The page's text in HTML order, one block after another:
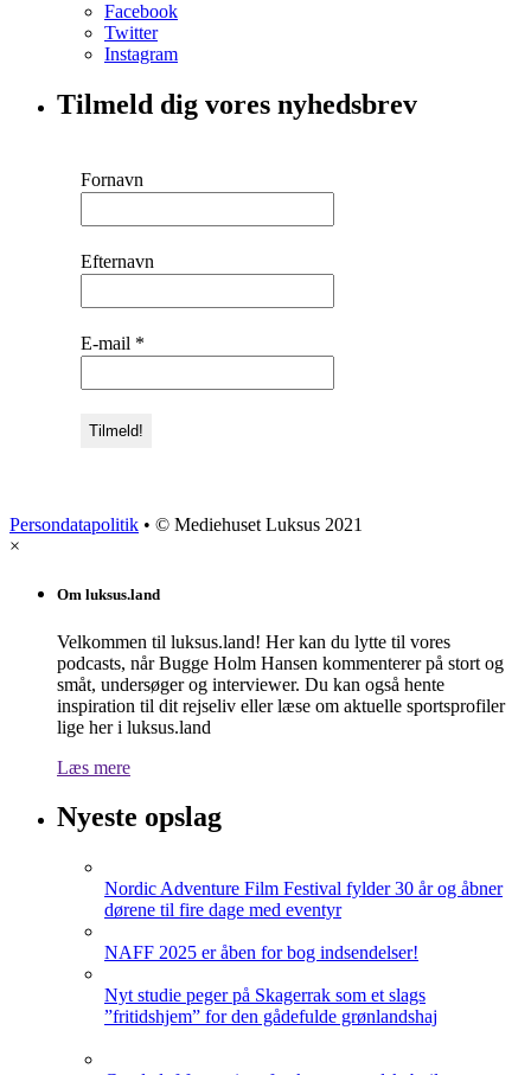
Facebook
Twitter
Instagram
Tilmeld dig vores nyhedsbrev
Fornavn
Efternavn
E-mail *
Persondatapolitik • © Mediehuset Luksus 2021
×
Om luksus.land
Velkommen til luksus.land! Her kan du lytte til vores
podcasts, når Bugge Holm Hansen kommenterer på stort og
småt, undersøger og interviewer. Du kan også hente
inspiration til dit rejseliv eller læse om aktuelle sportsprofiler
lige her i luksus.land
Læs mere
Nyeste opslag
Nordic Adventure Film Festival fylder 30 år og åbner
dørene til fire dage med eventyr
NAFF 2025 er åben for bog indsendelser!
Nyt studie peger på Skagerrak som et slags
”fritidshjem” for den gådefulde grønlandshaj